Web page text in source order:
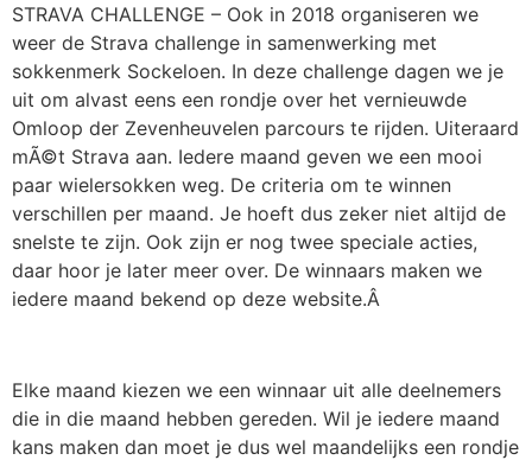
STRAVA CHALLENGE – Ook in 2018 organiseren we
weer de Strava challenge in samenwerking met
sokkenmerk Sockeloen. In deze challenge dagen we je
uit om alvast eens een rondje over het vernieuwde
Omloop der Zevenheuvelen parcours te rijden. Uiteraard
mÃ©t Strava aan. Iedere maand geven we een mooi
paar wielersokken weg. De criteria om te winnen
verschillen per maand. Je hoeft dus zeker niet altijd de
snelste te zijn. Ook zijn er nog twee speciale acties,
daar hoor je later meer over. De winnaars maken we
iedere maand bekend op deze website.Â
Elke maand kiezen we een winnaar uit alle deelnemers
die in die maand hebben gereden. Wil je iedere maand
kans maken dan moet je dus wel maandelijks een rondje